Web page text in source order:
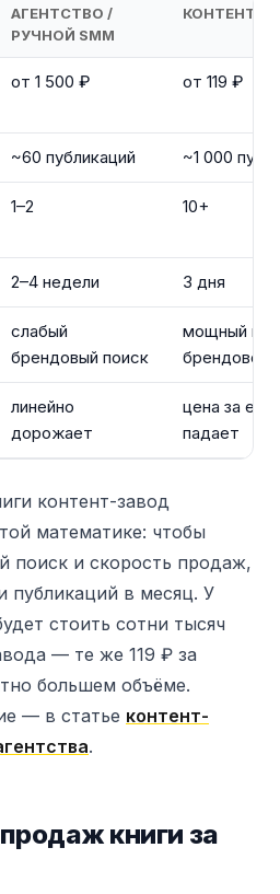
АГЕНТСТВО /
РУЧНОЙ SMM
КОНТЕНТ-
от 1 500 ₽ от 119 ₽
~60 публикаций ~1 000
1–2 10+
2–4 недели 3 дня
слабый
брендовый поиск
мощный
линейно
дорожает
цена за
падает
контент-завод
математике: чтобы
поиск и скорость продаж,
публикаций в месяц. У
стоить сотни тысяч
— те же 119 ₽ за
большем объёме.
— в статье контент-
.
книги за